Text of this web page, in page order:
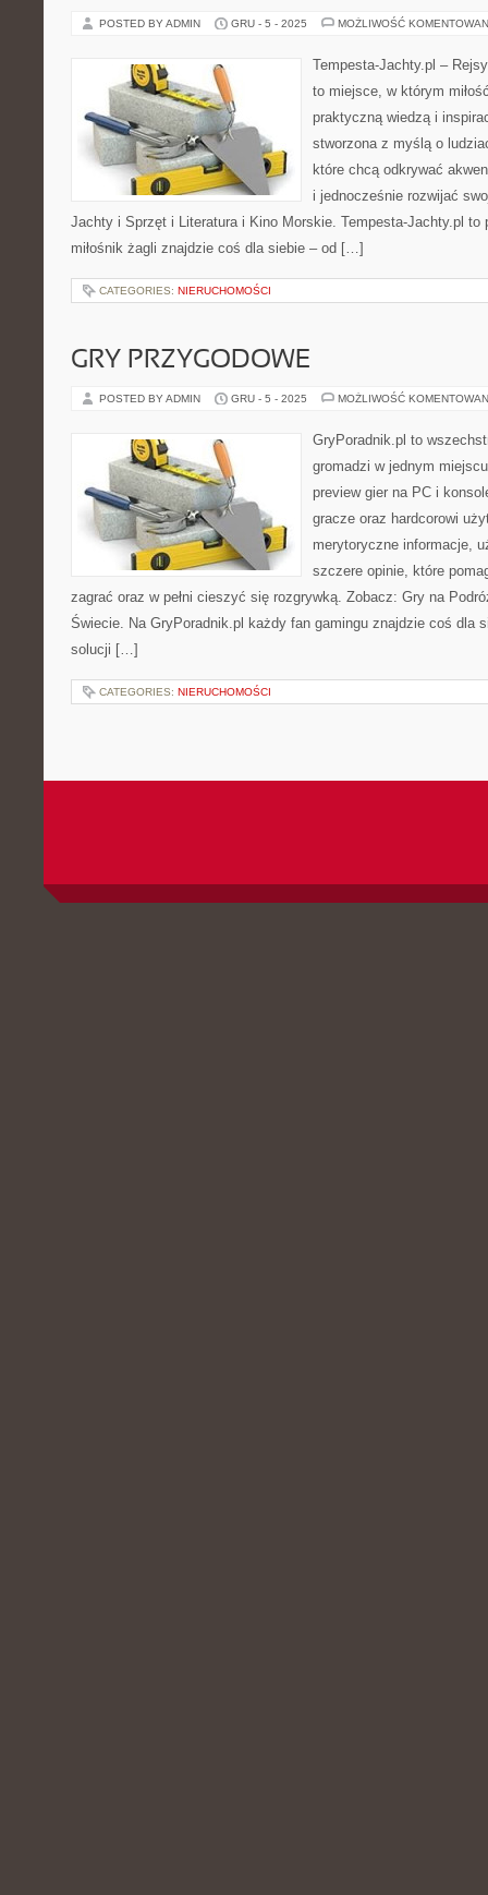
POSTED BY ADMIN GRU - 5 - 2025 MOŻLIWOŚĆ
Tempesta-Jachty.pl –
to miejsce, w którym
praktyczną wiedzą i
stworzona z myślą o
które chcą odkrywać
i jednocześnie rozwijać
Jachty i Sprzęt i Literatura i Kino Morskie. Tempesta-Jachty.pl
miłośnik żagli znajdzie coś dla siebie – od […]
CATEGORIES: NIERUCHOMOŚCI
GRY PRZYGODOWE
POSTED BY ADMIN GRU - 5 - 2025 MOŻLIWOŚĆ
GryPoradnik.pl to
gromadzi w jednym
preview gier na PC i
gracze oraz hardcorowi
merytoryczne informacje,
szczere opinie, które
zagrać oraz w pełni cieszyć się rozgrywką. Zobacz: Gry na
Świecie. Na GryPoradnik.pl każdy fan gamingu znajdzie coś dla
solucji […]
CATEGORIES: NIERUCHOMOŚCI